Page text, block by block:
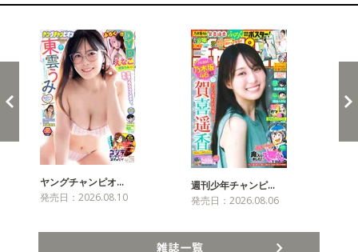
ヤングチャンピオ…
発売日：2026.08.10
週刊少年チャンピ…
発売日：2026.08.06